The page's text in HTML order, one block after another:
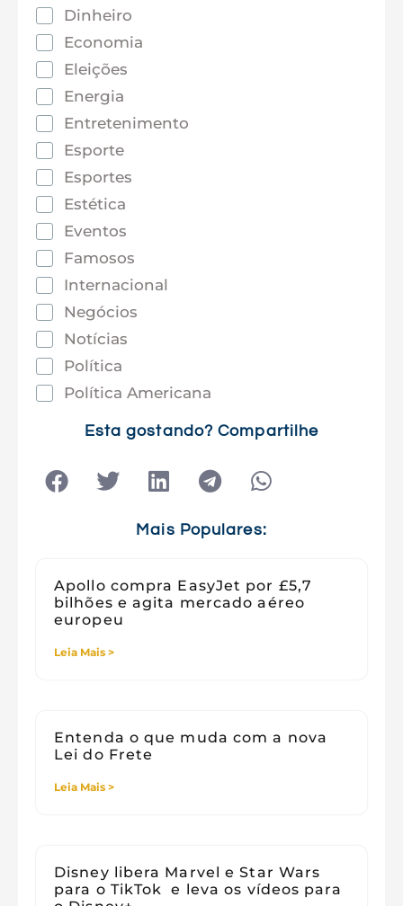
Dinheiro
Economia
Eleições
Energia
Entretenimento
Esporte
Esportes
Estética
Eventos
Famosos
Internacional
Negócios
Notícias
Política
Política Americana
Tecnologia
Esta gostando? Compartilhe
Mais Populares:
Apollo compra EasyJet por £5,7
bilhões e agita mercado aéreo
europeu
Leia Mais >
Entenda o que muda com a nova
Lei do Frete
Leia Mais >
Disney libera Marvel e Star Wars
para o TikTok e leva os vídeos para